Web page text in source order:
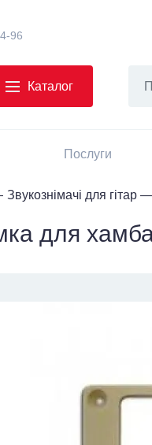
96
Каталог
Послуги
Звукознімачі для гітар
для